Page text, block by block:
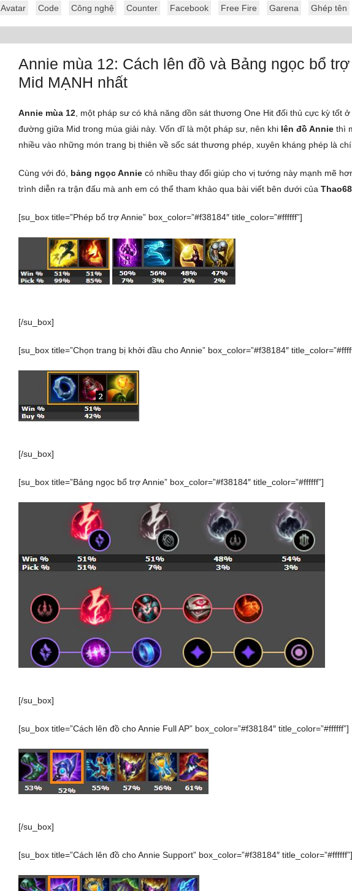
Avatar Code Công nghệ Counter Facebook Free Fire Garena Ghép tên
Annie mùa 12: Cách lên đồ và Bảng ngọc bổ
Mid MẠNH nhất
Annie mùa 12 , một pháp sư có khả năng dồn sát thương One Hit đối thủ cực kỳ tốt
đường giữa Mid trong mùa giải này. Vốn dĩ là một pháp sư, nên khi lên đồ Annie thì
nhiều vào những món trang bị thiên về sốc sát thương phép, xuyên kháng phép là
Cùng với đó, bảng ngọc Annie có nhiều thay đổi giúp cho vị tướng này mạnh mẽ
trình diễn ra trận đấu mà anh em có thể tham khảo qua bài viết bên dưới của
[su_box title=”Phép bổ trợ Annie” box_color=”#f38184″ title_color=”#ffffff”]
[/su_box]
[su_box title=”Chọn trang bị khởi đầu cho Annie” box_color=”#f38184″
[/su_box]
[su_box title=”Bảng ngọc bổ trợ Annie” box_color=”#f38184″ title_color=”#ffffff”]
[/su_box]
[su_box title=”Cách lên đồ cho Annie Full AP” box_color=”#f38184″ title_color=”#ffffff”]
[/su_box]
[su_box title=”Cách lên đồ cho Annie Support” box_color=”#f38184″ title_color=”#ffffff”]